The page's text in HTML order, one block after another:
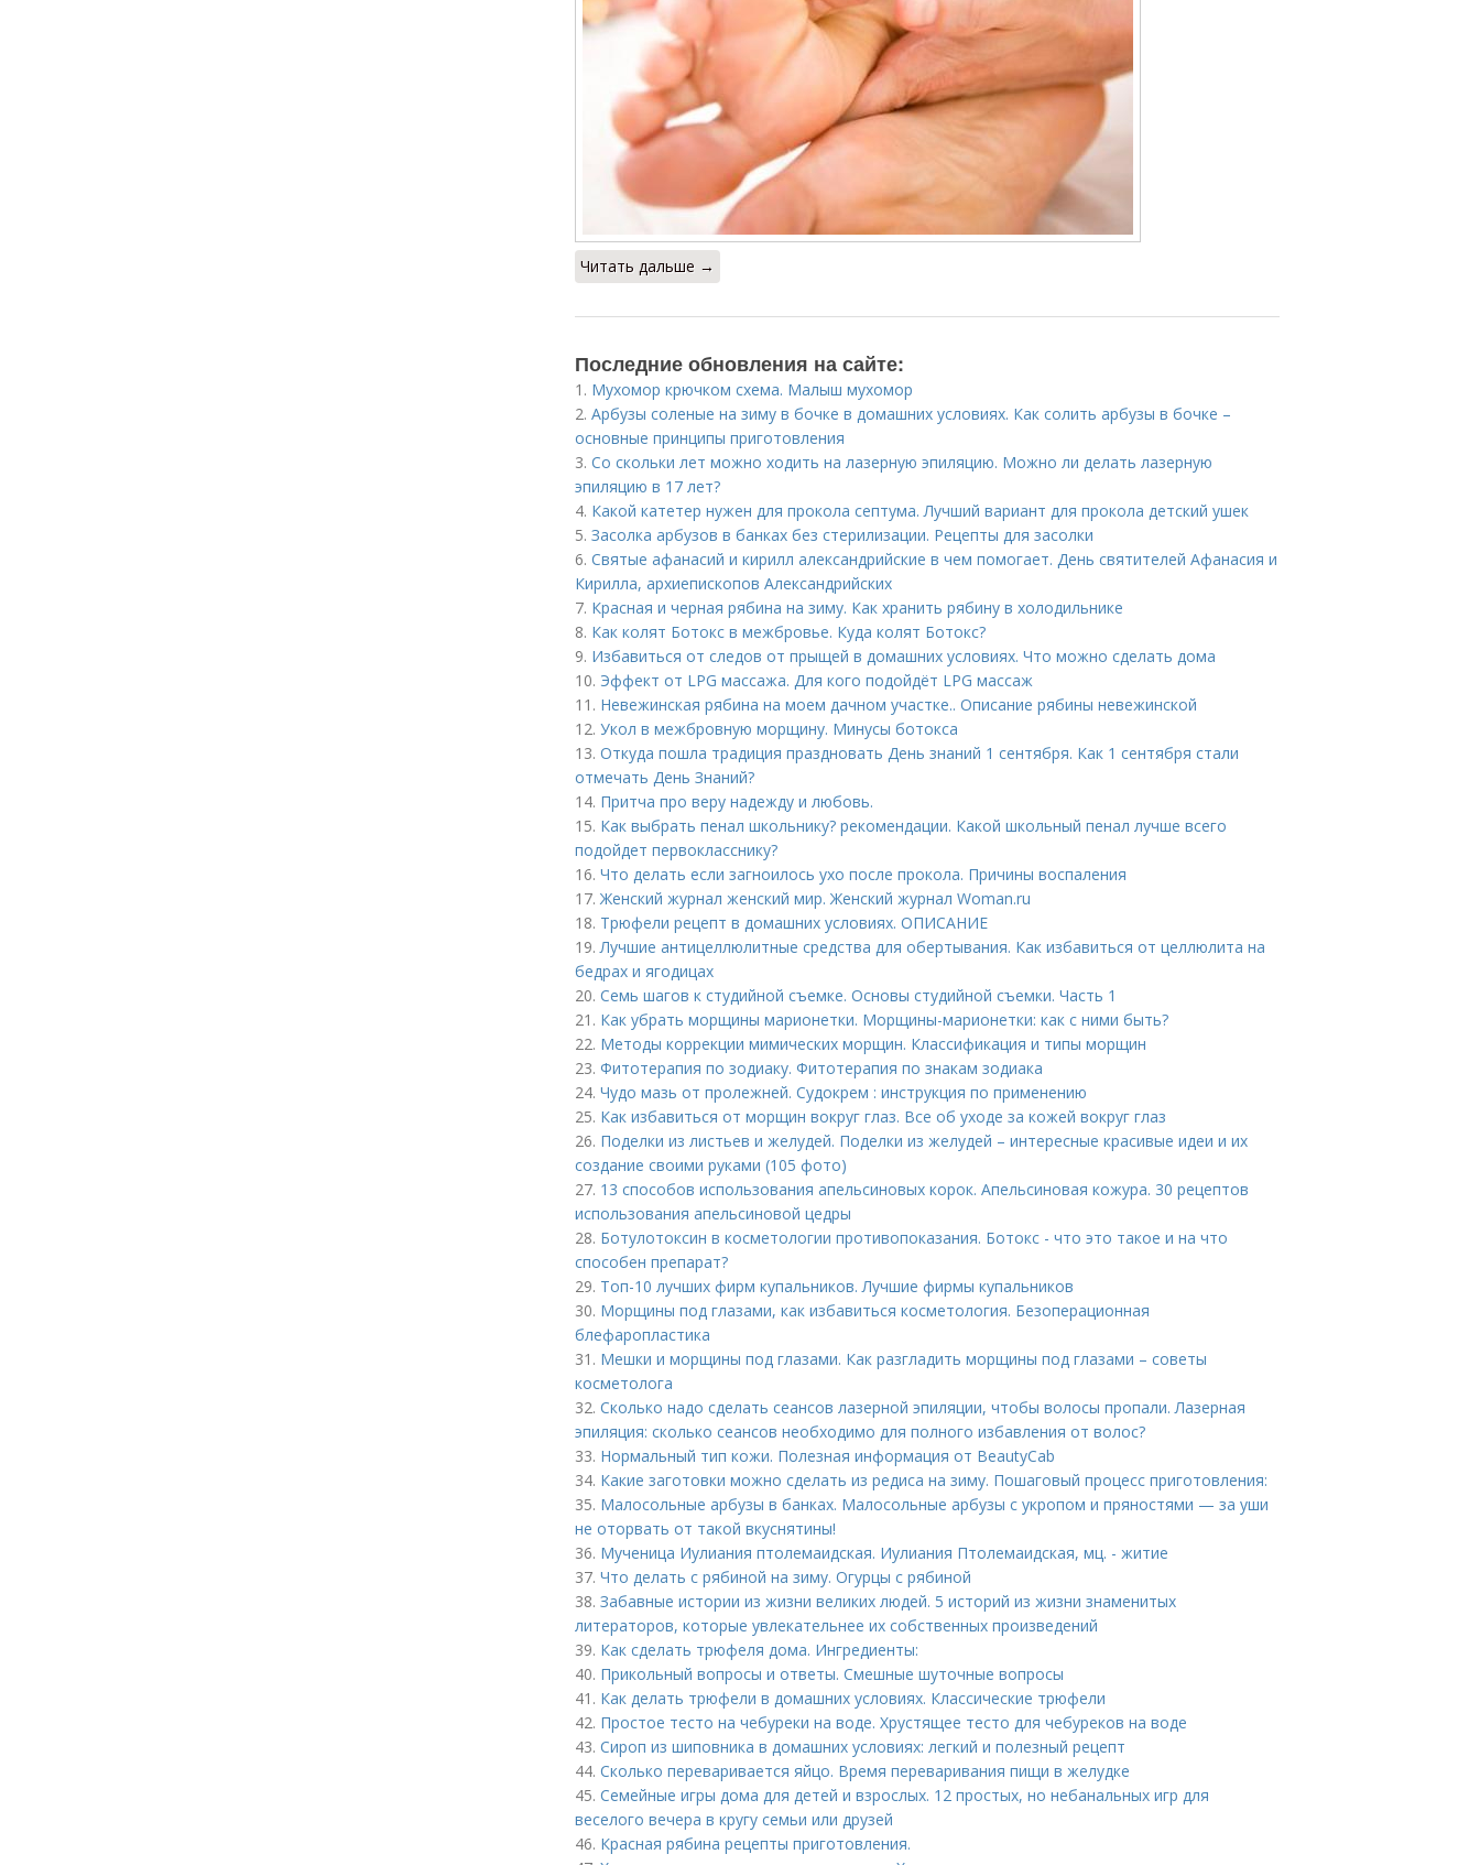
Читать дальше →
Последние обновления на сайте:
1. Мухомор крючком схема. Малыш мухомор
2. Арбузы соленые на зиму в бочке в домашних условиях. Как солить арбузы в бочке –
основные принципы приготовления
3. Со скольки лет можно ходить на лазерную эпиляцию. Можно ли делать лазерную
эпиляцию в 17 лет?
4. Какой катетер нужен для прокола септума. Лучший вариант для прокола детский ушек
5. Засолка арбузов в банках без стерилизации. Рецепты для засолки
6. Святые афанасий и кирилл александрийские в чем помогает. День святителей Афанасия и
Кирилла, архиепископов Александрийских
7. Красная и черная рябина на зиму. Как хранить рябину в холодильнике
8. Как колят Ботокс в межбровье. Куда колят Ботокс?
9. Избавиться от следов от прыщей в домашних условиях. Что можно сделать дома
10. Эффект от LPG массажа. Для кого подойдёт LPG массаж
11. Невежинская рябина на моем дачном участке.. Описание рябины невежинской
12. Укол в межбровную морщину. Минусы ботокса
13. Откуда пошла традиция праздновать День знаний 1 сентября. Как 1 сентября стали
отмечать День Знаний?
14. Притча про веру надежду и любовь.
15. Как выбрать пенал школьнику? рекомендации. Какой школьный пенал лучше всего
подойдет первокласснику?
16. Что делать если загноилось ухо после прокола. Причины воспаления
17.Женский журнал женский мир. Женский журнал Woman.ru
18. Трюфели рецепт в домашних условиях. ОПИСАНИЕ
19.Лучшие антицеллюлитные средства для обертывания. Как избавиться от целлюлита на
бедрах и ягодицах
20. Семь шагов к студийной съемке. Основы студийной съемки. Часть 1
21. Как убрать морщины марионетки. Морщины-марионетки: как с ними быть?
22. Методы коррекции мимических морщин. Классификация и типы морщин
23. Фитотерапия по зодиаку. Фитотерапия по знакам зодиака
24. Чудо мазь от пролежней. Судокрем : инструкция по применению
25. Как избавиться от морщин вокруг глаз. Все об уходе за кожей вокруг глаз
26. Поделки из листьев и желудей. Поделки из желудей – интересные красивые идеи и их
создание своими руками (105 фото)
27. 13 способов использования апельсиновых корок. Апельсиновая кожура. 30 рецептов
использования апельсиновой цедры
28. Ботулотоксин в косметологии противопоказания. Ботокс - что это такое и на что
способен препарат?
29. Топ-10 лучших фирм купальников. Лучшие фирмы купальников
30. Морщины под глазами, как избавиться косметология. Безоперационная
блефаропластика
31. Мешки и морщины под глазами. Как разгладить морщины под глазами – советы
косметолога
32. Сколько надо сделать сеансов лазерной эпиляции, чтобы волосы пропали. Лазерная
эпиляция: сколько сеансов необходимо для полного избавления от волос?
33. Нормальный тип кожи. Полезная информация от BeautyCab
34. Какие заготовки можно сделать из редиса на зиму. Пошаговый процесс приготовления:
35. Малосольные арбузы в банках. Малосольные арбузы с укропом и пряностями — за уши
не оторвать от такой вкуснятины!
36. Мученица Иулиания птолемаидская. Иулиания Птолемаидская, мц. - житие
37. Что делать с рябиной на зиму. Огурцы с рябиной
38. Забавные истории из жизни великих людей. 5 историй из жизни знаменитых
литераторов, которые увлекательнее их собственных произведений
39. Как сделать трюфеля дома. Ингредиенты:
40. Прикольный вопросы и ответы. Смешные шуточные вопросы
41. Как делать трюфели в домашних условиях. Классические трюфели
42. Простое тесто на чебуреки на воде. Хрустящее тесто для чебуреков на воде
43. Сироп из шиповника в домашних условиях: легкий и полезный рецепт
44. Сколько переваривается яйцо. Время переваривания пищи в желудке
45. Семейные игры дома для детей и взрослых. 12 простых, но небанальных игр для
веселого вечера в кругу семьи или друзей
46. Красная рябина рецепты приготовления.